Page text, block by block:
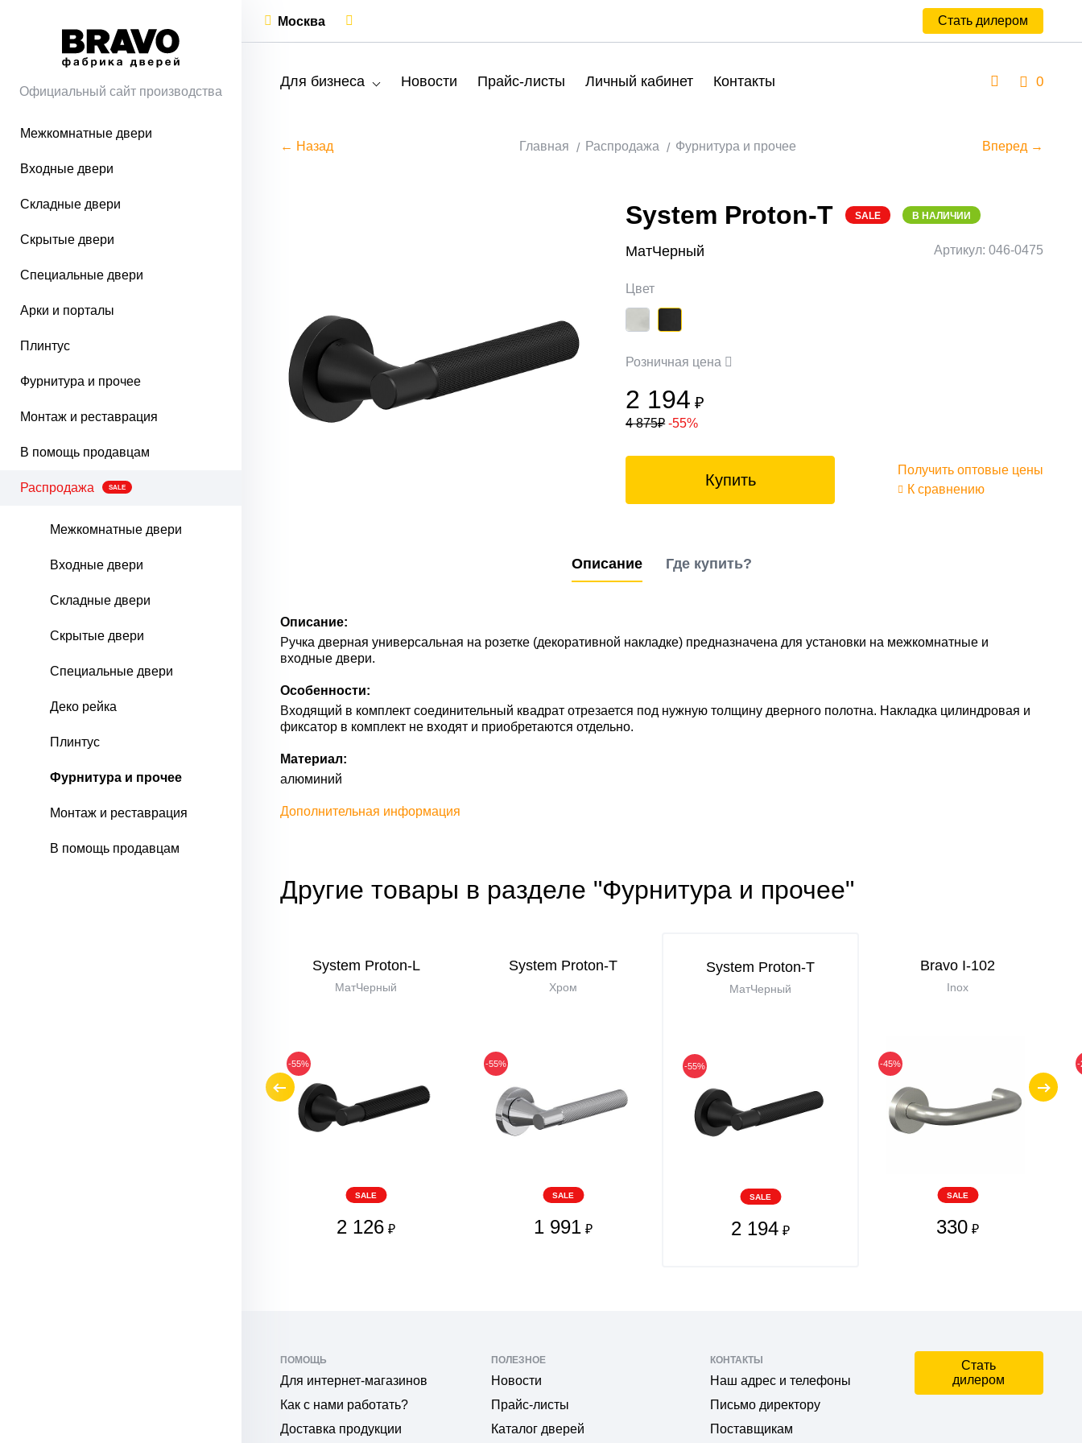
Официальный сайт производства
Межкомнатные двери
Входные двери
Складные двери
Скрытые двери
Специальные двери
Арки и порталы
Плинтус
Фурнитура и прочее
Монтаж и реставрация
В помощь продавцам
Распродажа SALE
Межкомнатные двери
Входные двери
Складные двери
Скрытые двери
Специальные двери
Деко рейка
Плинтус
Фурнитура и прочее
Монтаж и реставрация
В помощь продавцам
Москва Стать дилером
Для бизнеса Новости Прайс-листы Личный кабинет Контакты 0
← Назад Главная Распродажа Фурнитура и прочее Вперед →
System Proton-T SALE В НАЛИЧИИ
МатЧерный Артикул: 046-0475
Цвет
Розничная цена
2 194 ₽
4 875₽ -55%
Купить
Получить оптовые цены
К сравнению
Описание Где купить?
Описание:
Ручка дверная универсальная на розетке (декоративной накладке) предназначена для установки на межкомнатные и
входные двери.
Особенности:
Входящий в комплект соединительный квадрат отрезается под нужную толщину дверного полотна. Накладка цилиндровая и
фиксатор в комплект не входят и приобретаются отдельно.
Материал:
алюминий
Дополнительная информация
Другие товары в разделе "Фурнитура и прочее"
System Proton-L
МатЧерный
-55%
SALE
2 126 ₽
System Proton-T
Хром
-55%
SALE
1 991 ₽
System Proton-T
МатЧерный
-55%
SALE
2 194 ₽
Bravo I-102
Inox
-45%
SALE
330 ₽
-
ПОМОЩЬ
Для интернет-магазинов
Как с нами работать?
Доставка продукции
ПОЛЕЗНОЕ
Новости
Прайс-листы
Каталог дверей
КОНТАКТЫ
Наш адрес и телефоны
Письмо директору
Поставщикам
Стать
дилером